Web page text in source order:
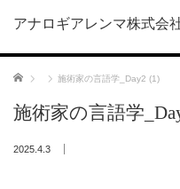
アナロギアレンマ株式会
ホーム 施術家の言語学_Day2 (1)
施術家の言語学
2025.4.3